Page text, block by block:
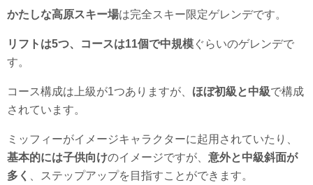
かたしな高原スキー場は完全スキー限定ゲレンデです。
リフトは5つ、コースは11個で中規模ぐらいのゲレンデで
す。
コース構成は上級が1つありますが、 ほぼ初級と中級で構成
されています。
ミッフィーがイメージキャラクターに起用されていたり、
基本的には子供向けのイメージですが、 意外と中級斜面が
多く
、ステップアップを目指すことができます。